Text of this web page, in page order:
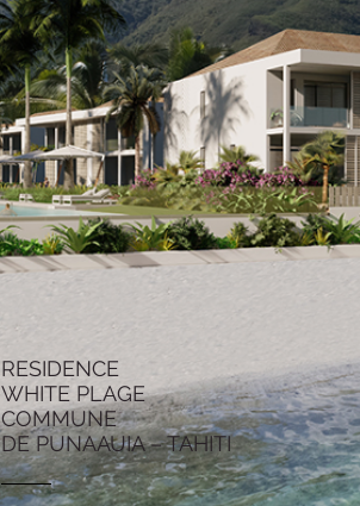
RESIDENCE
WHITE PLAGE
COMMUNE
DE PUNAAUIA – TAHITI